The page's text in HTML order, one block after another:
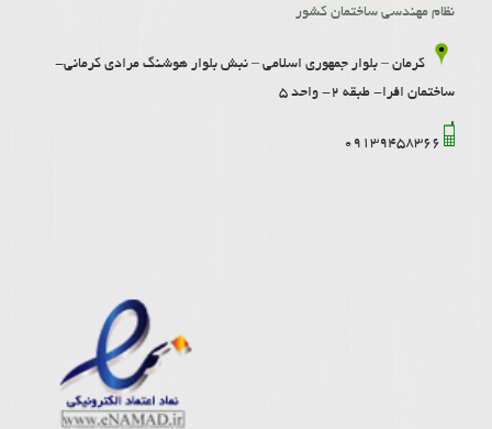
نظام مهندسی ساختمان کشور
کرمان – بلوار جمهوری اسلامی – نبش بلوار هوشنگ مرادی کرمانی-
ساختمان افرا- طبقه 2- واحد 5
09139458366